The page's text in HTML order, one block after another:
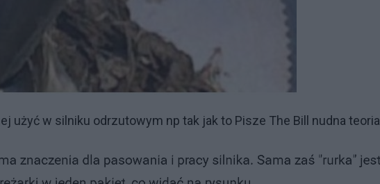
użyć w silniku odrzutowym np tak jak to Pisze The Bill nudna teoria